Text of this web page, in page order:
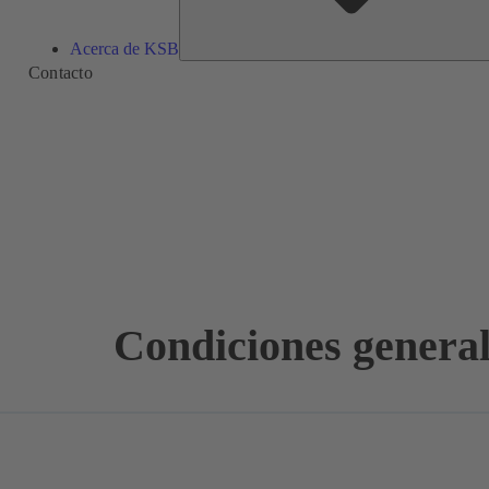
Acerca de KSB
Contacto
Condiciones